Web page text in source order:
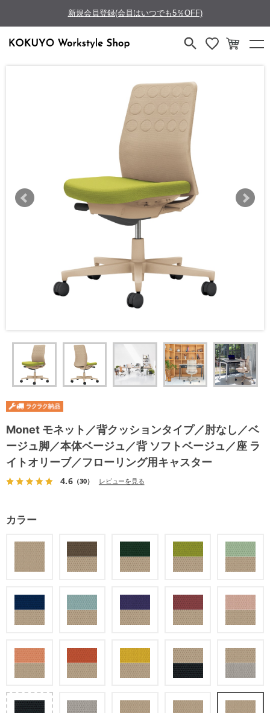
新規会員登録(会員はいつでも5％OFF)
Monet モネット／背クッションタイプ／肘なし／ベ
ージュ脚／本体ベージュ／背 ソフトベージュ／座 ラ
イトオリーブ／フローリング用キャスター
4.6（30） レビューを見る
カラー